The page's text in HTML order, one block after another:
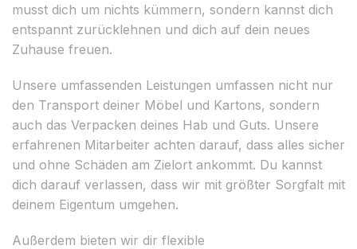
musst dich um nichts kümmern, sondern kannst dich
entspannt zurücklehnen und dich auf dein neues
Zuhause freuen.
Unsere umfassenden Leistungen umfassen nicht nur
den Transport deiner Möbel und Kartons, sondern
auch das Verpacken deines Hab und Guts. Unsere
erfahrenen Mitarbeiter achten darauf, dass alles sicher
und ohne Schäden am Zielort ankommt. Du kannst
dich darauf verlassen, dass wir mit größter Sorgfalt mit
deinem Eigentum umgehen.
Außerdem bieten wir dir flexible